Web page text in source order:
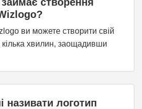
ви можете створити свій
кілька хвилин, заощадивши
називати логотип